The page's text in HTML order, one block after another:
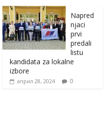
Napred
njaci
prvi
predali
listu
kandidata za lokalne
izbore
април 28, 2024 0